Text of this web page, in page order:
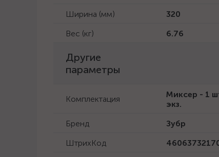
Ширина (мм)
320
Вес (кг)
6.76
Другие
параметры
Комплектация
Миксер - 1
экз.
Бренд
Зубр
ШтрихКод